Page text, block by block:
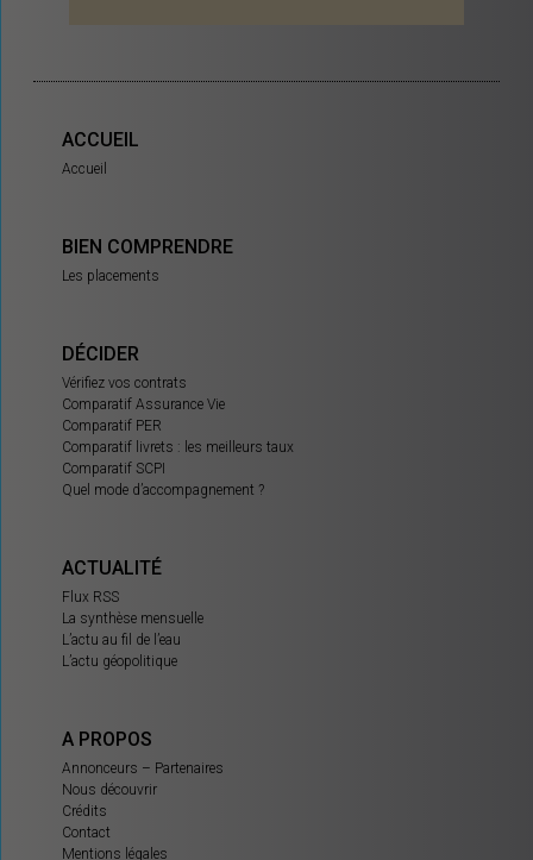
ACCUEIL
Accueil
BIEN COMPRENDRE
Les placements
DÉCIDER
Vérifiez vos contrats
Comparatif Assurance Vie
Comparatif PER
Comparatif livrets : les meilleurs taux
Comparatif SCPI
Quel mode d’accompagnement ?
ACTUALITÉ
Flux RSS
La synthèse mensuelle
L’actu au fil de l’eau
L’actu géopolitique
A PROPOS
Annonceurs – Partenaires
Nous découvrir
Crédits
Contact
Mentions légales